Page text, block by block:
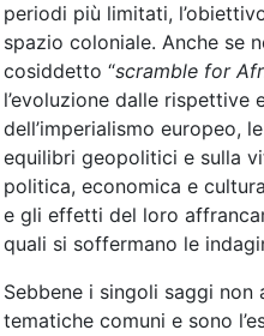
periodi più limitati,
spazio coloniale. Anche se
cosiddetto “scramble for
l’evoluzione dalle
dell’imperialismo europeo,
equilibri geopolitici e sulla
politica, economica e
e gli effetti del loro
quali si soffermano le
Sebbene i singoli saggi
tematiche comuni e sono